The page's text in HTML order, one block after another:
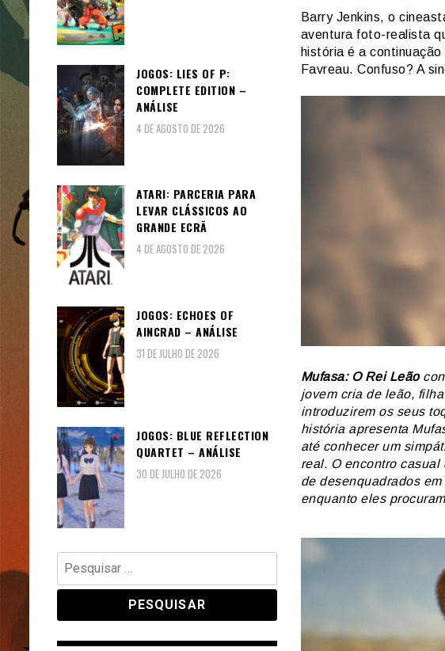
Barry Jenkins, o
aventura foto-realista
história é a
Favreau. Confuso? A
Mufasa: O Rei Leão
jovem cria de leão,
introduzirem os seus
história apresenta
até conhecer um
real. O encontro
de desenquadrados
enquanto eles
JOGOS: LIES OF P:
COMPLETE EDITION –
ANÁLISE
4 DE AGOSTO DE 2026
ATARI: PARCERIA PARA
LEVAR CLÁSSICOS AO
GRANDE ECRÃ
4 DE AGOSTO DE 2026
JOGOS: ECHOES OF
AINCRAD – ANÁLISE
31 DE JULHO DE 2026
JOGOS: BLUE REFLECTION
QUARTET – ANÁLISE
30 DE JULHO DE 2026
Pesquisar
por: